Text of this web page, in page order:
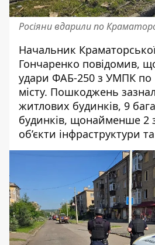
Росіяни вдарили по
Начальник
Гончаренко повідомив,
удари ФАБ-250 з УМПК по
місту. Пошкоджень
житлових будинків, 9
будинків, щонайменше 2
об’єкти інфраструктури